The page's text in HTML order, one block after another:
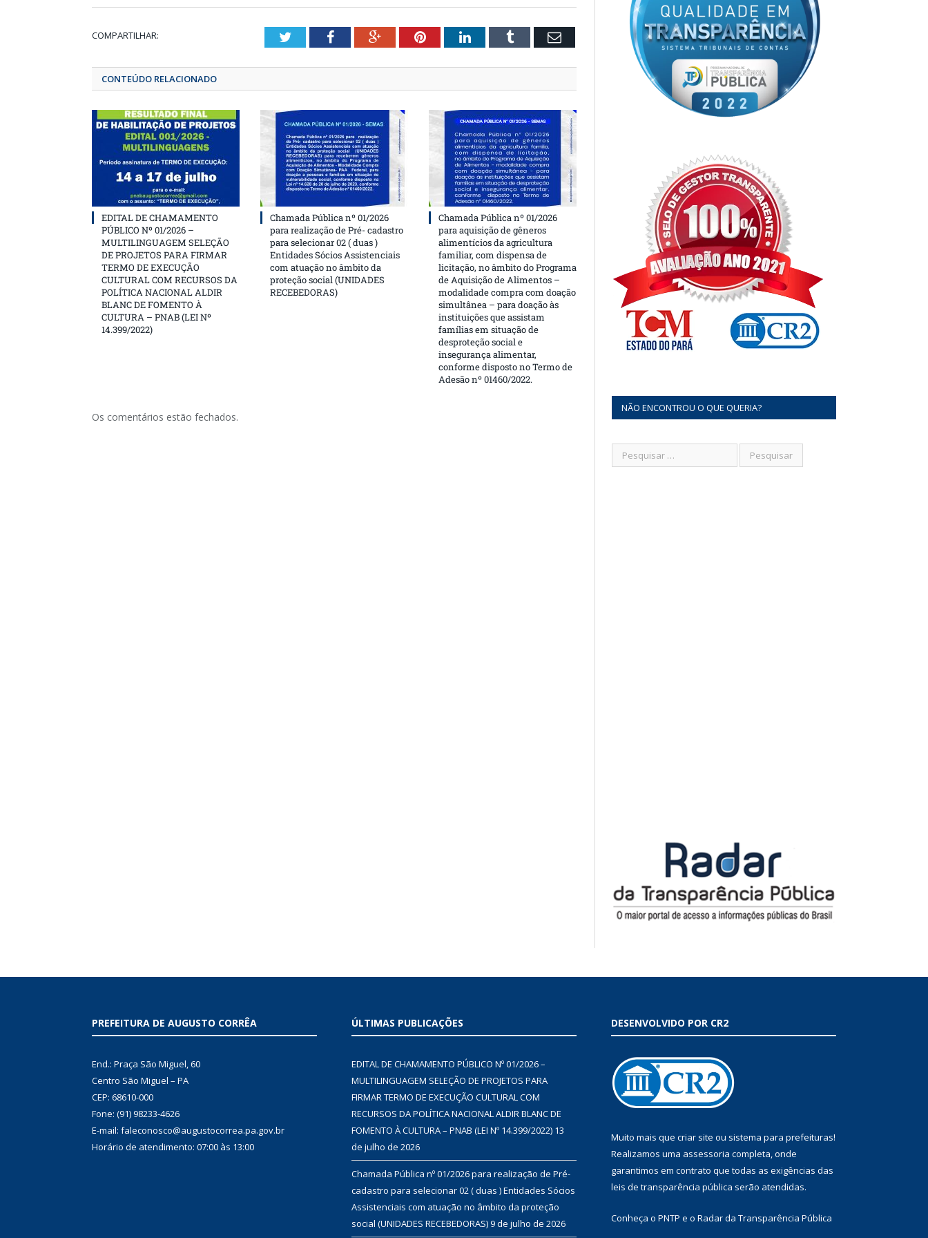
COMPARTILHAR: TwitterFacebookGoogle+Pinterest
LinkedInTumblrEmail
CONTEÚDO RELACIONADO
EDITAL DE CHAMAMENTO
PÚBLICO Nº 01/2026 –
MULTILINGUAGEM SELEÇÃO
DE PROJETOS PARA FIRMAR
TERMO DE EXECUÇÃO
CULTURAL COM RECURSOS DA
POLÍTICA NACIONAL ALDIR
BLANC DE FOMENTO À
CULTURA – PNAB (LEI Nº
14.399/2022)
Chamada Pública nº 01/2026
para realização de Pré- cadastro
para selecionar 02 ( duas )
Entidades Sócios Assistenciais
com atuação no âmbito da
proteção social (UNIDADES
RECEBEDORAS)
Chamada Pública nº 01/2026
para aquisição de gêneros
alimentícios da agricultura
familiar, com dispensa de
licitação, no âmbito do Programa
de Aquisição de Alimentos –
modalidade compra com doação
simultânea – para doação às
instituições que assistam
famílias em situação de
desproteção social e
insegurança alimentar,
conforme disposto no Termo de
Adesão nº 01460/2022.
Os comentários estão fechados.
NÃO ENCONTROU O QUE QUERIA?
PREFEITURA DE AUGUSTO CORRÊA
End.: Praça São Miguel, 60
Centro São Miguel – PA
CEP: 68610-000
Fone: (91) 98233-4626
E-mail: faleconosco@augustocorrea.pa.gov.br
Horário de atendimento: 07:00 às 13:00
ÚLTIMAS PUBLICAÇÕES
EDITAL DE CHAMAMENTO PÚBLICO Nº 01/2026 –
MULTILINGUAGEM SELEÇÃO DE PROJETOS PARA
FIRMAR TERMO DE EXECUÇÃO CULTURAL COM
RECURSOS DA POLÍTICA NACIONAL ALDIR BLANC DE
FOMENTO À CULTURA – PNAB (LEI Nº 14.399/2022) 13
de julho de 2026
Chamada Pública nº 01/2026 para realização de Pré-
cadastro para selecionar 02 ( duas ) Entidades Sócios
Assistenciais com atuação no âmbito da proteção
social (UNIDADES RECEBEDORAS)9 de julho de 2026
DESENVOLVIDO POR CR2
Muito mais que criar site ou sistema para prefeituras!
Realizamos uma assessoria completa, onde
garantimos em contrato que todas as exigências das
leis de transparência pública serão atendidas.
Conheça o PNTP e o Radar da Transparência Pública